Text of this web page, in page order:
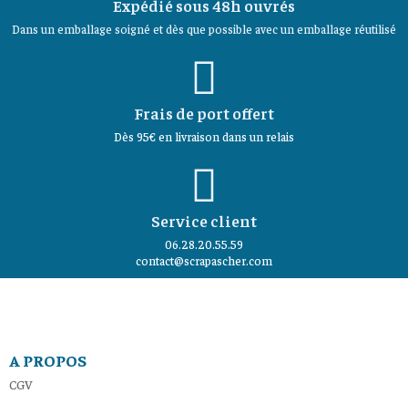
Expédié sous 48h ouvrés
Dans un emballage soigné et dès que possible avec un emballage réutilisé
Frais de port offert
Dès 95€ en livraison dans un relais
Service client
06.28.20.55.59
contact@scrapascher.com
A PROPOS
CGV